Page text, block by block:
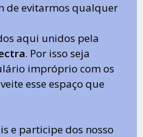
de evitarmos qualquer
aqui unidos pela
. Por isso seja
impróprio com os
esse espaço que
e participe dos nosso